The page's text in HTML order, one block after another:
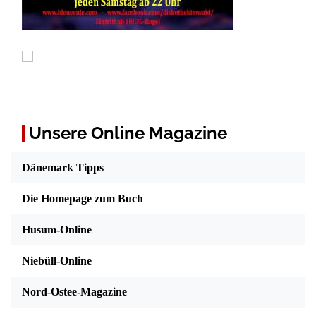
Unsere Online Magazine
Dänemark Tipps
Die Homepage zum Buch
Husum-Online
Niebüll-Online
Nord-Ostee-Magazine